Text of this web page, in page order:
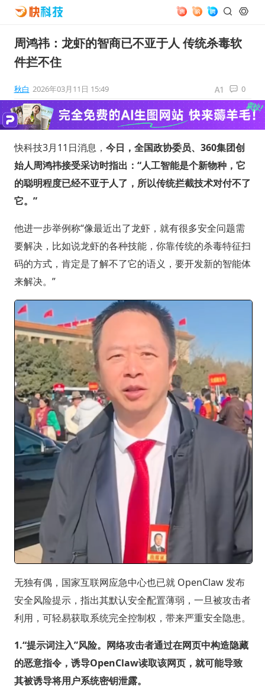
周鸿祎：龙虾的智商已不亚于人 传统杀毒软
件拦不住
秋白 2026年03月11日 15:49 0
快科技3月11日消息， 今日，全国政协委员、360集团创
始人周鸿祎接受采访时指出：“人工智能是个新物种，它
的聪明程度已经不亚于人了，所以传统拦截技术对付不了
它。”
他进一步举例称“像最近出了龙虾，就有很多安全问题需
要解决，比如说龙虾的各种技能，你靠传统的杀毒特征扫
码的方式，肯定是了解不了它的语义，要开发新的智能体
来解决。”
无独有偶，国家互联网应急中心也已就 OpenClaw 发布
安全风险提示，指出其默认安全配置薄弱，一旦被攻击者
利用，可轻易获取系统完全控制权，带来严重安全隐患。
1.“提示词注入”风险。网络攻击者通过在网页中构造隐藏
的恶意指令，诱导OpenClaw读取该网页，就可能导致
其被诱导将用户系统密钥泄露。